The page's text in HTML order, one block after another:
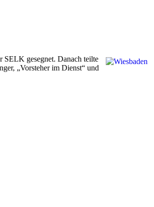
SELK gesegnet. Danach teilte
„Vorsteher im Dienst“ und